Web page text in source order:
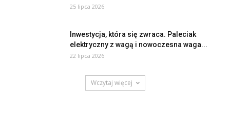
25 lipca 2026
Inwestycja, która się zwraca. Paleciak
elektryczny z wagą i nowoczesna waga...
22 lipca 2026
Wczytaj więcej